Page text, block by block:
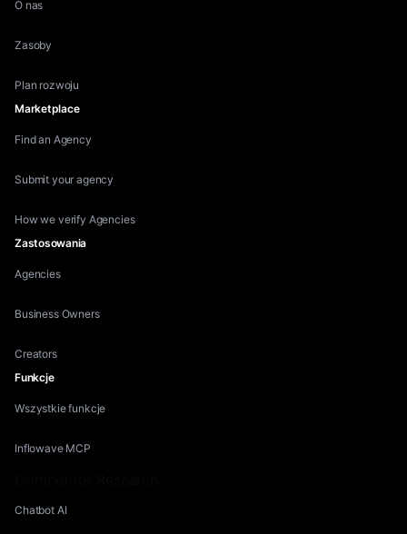
O nas
Zasoby
Plan rozwoju
Marketplace
Find an Agency
Submit your agency
How we verify Agencies
Zastosowania
Agencies
Business Owners
Creators
Funkcje
Wszystkie funkcje
Inflowave MCP
Chatbot AI